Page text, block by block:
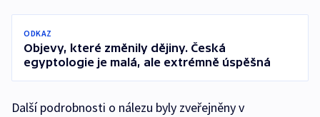
ODKAZ
Objevy, které změnily dějiny. Česká
egyptologie je malá, ale extrémně úspěšná
Další podrobnosti o nálezu byly zveřejněny v